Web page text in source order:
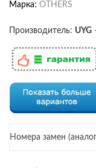
Марка: OTHERS
Производитель: UYG
Номера замен